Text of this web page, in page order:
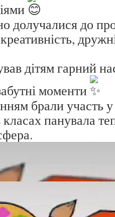
долучалися до
дітям гарний
моменти
брали участь
класах панувала